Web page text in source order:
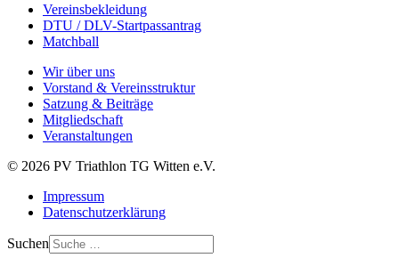
Vereinsbekleidung
DTU / DLV-Startpassantrag
Matchball
Wir über uns
Vorstand & Vereinsstruktur
Satzung & Beiträge
Mitgliedschaft
Veranstaltungen
© 2026 PV Triathlon TG Witten e.V.
Impressum
Datenschutzerklärung
Suchen